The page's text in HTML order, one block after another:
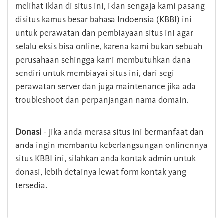
melihat iklan di situs ini, iklan sengaja kami pasang
disitus kamus besar bahasa Indoensia (KBBI) ini
untuk perawatan dan pembiayaan situs ini agar
selalu eksis bisa online, karena kami bukan sebuah
perusahaan sehingga kami membutuhkan dana
sendiri untuk membiayai situs ini, dari segi
perawatan server dan juga maintenance jika ada
troubleshoot dan perpanjangan nama domain.
Donasi - jika anda merasa situs ini bermanfaat dan
anda ingin membantu keberlangsungan onlinennya
situs KBBI ini, silahkan anda kontak admin untuk
donasi, lebih detainya lewat form kontak yang
tersedia.